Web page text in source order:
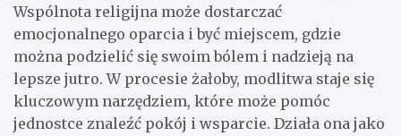
Wspólnota religijna może dostarczać
emocjonalnego oparcia i być miejscem, gdzie
można podzielić się swoim bólem i nadzieją na
lepsze jutro. W procesie żałoby, modlitwa staje się
kluczowym narzędziem, które może pomóc
jednostce znaleźć pokój i wsparcie. Działa ona jako